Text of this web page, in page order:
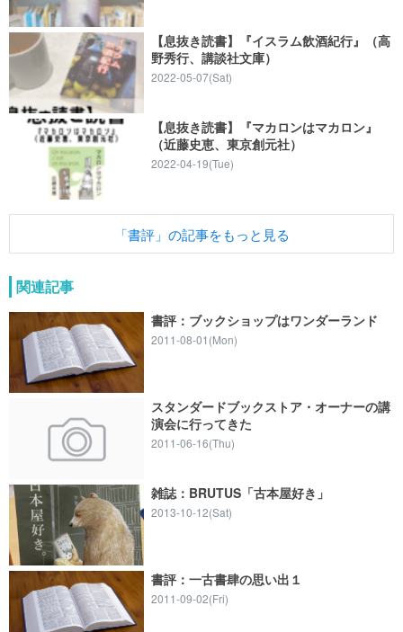
【息抜き読書】『イスラム飲酒紀行』（高
野秀行、講談社文庫）
2022-05-07(Sat)
【息抜き読書】『マカロンはマカロン』
（近藤史恵、東京創元社）
2022-04-19(Tue)
「書評」の記事をもっと見る
関連記事
書評：ブックショップはワンダーランド
2011-08-01(Mon)
スタンダードブックストア・オーナーの講
演会に行ってきた
2011-06-16(Thu)
雑誌：BRUTUS「古本屋好き」
2013-10-12(Sat)
書評：一古書肆の思い出１
2011-09-02(Fri)